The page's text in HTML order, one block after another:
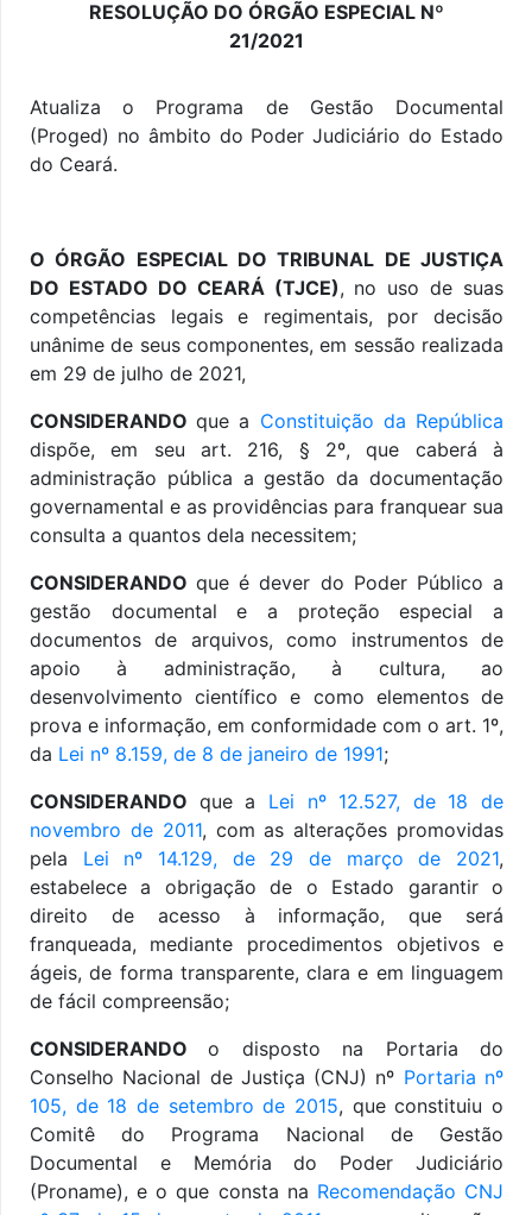
RESOLUÇÃO DO ÓRGÃO ESPECIAL Nº
21/2021
Atualiza o Programa de Gestão Documental
(Proged) no âmbito do Poder Judiciário do Estado
do Ceará.
O ÓRGÃO ESPECIAL DO TRIBUNAL DE JUSTIÇA
DO ESTADO DO CEARÁ (TJCE), no uso de suas
competências legais e regimentais, por decisão
unânime de seus componentes, em sessão realizada
em 29 de julho de 2021,
CONSIDERANDOque a Constituição da República
dispõe, em seu art. 216, § 2º, que caberá à
administração pública a gestão da documentação
governamental e as providências para franquear sua
consulta a quantos dela necessitem;
CONSIDERANDOque é dever do Poder Público a
gestão documental e a proteção especial a
documentos de arquivos, como instrumentos de
apoio à administração, à cultura, ao
desenvolvimento científico e como elementos de
prova e informação, em conformidade com o art. 1º,
da Lei nº 8.159, de 8 de janeiro de 1991;
CONSIDERANDO que a Lei nº 12.527, de 18 de
novembro de 2011, com as alterações promovidas
pela Lei nº 14.129, de 29 de março de 2021,
estabelece a obrigação de o Estado garantir o
direito de acesso à informação, que será
franqueada, mediante procedimentos objetivos e
ágeis, de forma transparente, clara e em linguagem
de fácil compreensão;
CONSIDERANDOo disposto na Portaria do
Conselho Nacional de Justiça (CNJ) nº Portaria nº
105, de 18 de setembro de 2015, que constituiu o
Comitê do Programa Nacional de Gestão
Documental e Memória do Poder Judiciário
(Proname), e o que consta na Recomendação CNJ